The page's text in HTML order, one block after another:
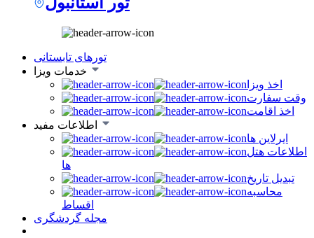
تورهای تابستانی
اخذ ویزا
وقت سفارت
اخذ اقامت
ایرلاین ها
اطلاعات هتل
ها
تبدیل تاریخ
محاسبه
اقساط
مجله گردشگری